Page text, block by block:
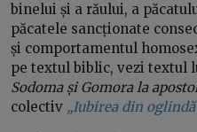
binelui și a răului, a
păcatele sancționate
și comportamentul
pe textul biblic, vezi textul
Sodoma și Gomora la
colectiv „Iubirea din